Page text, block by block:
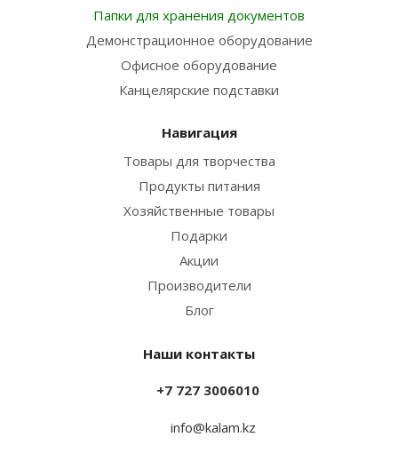
Папки для хранения документов
Демонстрационное оборудование
Офисное оборудование
Канцелярские подставки
Навигация
Товары для творчества
Продукты питания
Хозяйственные товары
Подарки
Акции
Производители
Блог
Наши контакты
+7 727 3006010
info@kalam.kz